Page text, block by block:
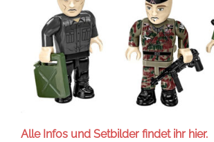
Alle Infos und Setbilder findet ihr hier.